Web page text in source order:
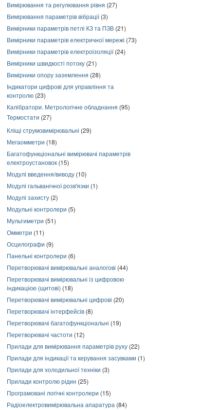
Вимірювання та регулювання рівня (27)
Вимірювання параметрів вібрації(3)
Вимірники параметрів петлі КЗ та ПЗВ (21)
Вимірники параметрів електричної мережі (73)
Вимірники параметрів електроізоляції(24)
Вимірники швидкості потоку (21)
Вимірники опору заземлення (28)
Індикатори цифрові для управління та
контролю (23)
Калібратори. Метрологічне обладнання (95)
Термостати (27)
Кліщі струмовимірювальні (29)
Мегаомметри (18)
Багатофункціональні вимірювачі параметрів
електроустановок (15)
Модулі введення/виводу (10)
Модулі гальванічної розв'язки (1)
Модулі захисту (2)
Модульні контролери (5)
Мультиметри (51)
Омметри (11)
Осцилографи (9)
Панельні контролери (6)
Перетворювачі вимірювальні аналогові (44)
Перетворювачі вимірювальні із цифровою
індикацією (щитові) (18)
Перетворювачі вимірювальні цифрові (20)
Перетворювачі інтерфейсів (8)
Перетворювачі багатофункціональні (19)
Перетворювачі частоти (12)
Прилади для вимірювання параметрів руху (22)
Прилади для індикації та керування засувками (1)
Прилади для холодильної техніки (3)
Прилади контролю рідин (25)
Програмовані логічні контролери (15)
Радіоелектровимірювальна апаратура (84)